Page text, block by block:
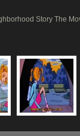
Story The